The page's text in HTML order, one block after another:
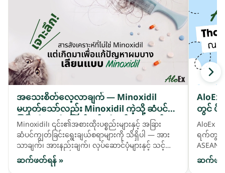
အသေးစိတ်လေ့လာချက် — Minoxidil
မဟုတ်သော်လည်း Minoxidil ကဲ့သို့ ဆံပင်ကျဲ
ခြင်းကို ကူညီဖြေရှင်းရန် တီထွင်ထားသည့် ဓာ
တုဆေးဖော်ဝါ activatives များ
Minoxidil၊ ၎င်း၏အစားထိုးပစ္စည်းများနှင့် အခြား
ဆံပင်ကျွတ်ခြင်းရွေးချယ်စရာများကို သိရှိပါ — အား
သာချက်၊ အားနည်းချက်၊ လုပ်ဆောင်ပုံများနှင့် သင့်
ဆံပင်လိုအပ်ချက်နှင့် ကိုက်ညီသည်ကို မည်သို့ရွေးချယ်
ရမည်ကို နှိုင်းယှဉ်ကြည့်ပါ။
ဆက်ဖတ်ရန် »
AloEx
တွင် ဖိ
AloEx
ရက်တွင်
နိုင်ငံခြ
ဆက်ဖတ်